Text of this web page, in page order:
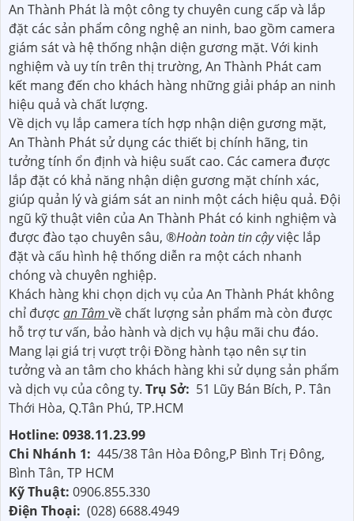
An Thành Phát là một công ty chuyên cung cấp và lắp
đặt các sản phẩm công nghệ an ninh, bao gồm camera
giám sát và hệ thống nhận diện gương mặt. Với kinh
nghiệm và uy tín trên thị trường, An Thành Phát cam
kết mang đến cho khách hàng những giải pháp an ninh
hiệu quả và chất lượng.
Về dịch vụ lắp camera tích hợp nhận diện gương mặt,
An Thành Phát sử dụng các thiết bị chính hãng, tin
tưởng tính ổn định và hiệu suất cao. Các camera được
lắp đặt có khả năng nhận diện gương mặt chính xác,
giúp quản lý và giám sát an ninh một cách hiệu quả. Đội
ngũ kỹ thuật viên của An Thành Phát có kinh nghiệm và
được đào tạo chuyên sâu, ®️Hoàn toàn tin cậyviệc lắp
đặt và cấu hình hệ thống diễn ra một cách nhanh
chóng và chuyên nghiệp.
Khách hàng khi chọn dịch vụ của An Thành Phát không
chỉ được an Tâm về chất lượng sản phẩm mà còn được
hỗ trợ tư vấn, bảo hành và dịch vụ hậu mãi chu đáo.
Mang lại giá trị vượt trội Đồng hành tạo nên sự tin
tưởng và an tâm cho khách hàng khi sử dụng sản phẩm
và dịch vụ của công ty. Trụ Sở: 51 Lũy Bán Bích, P. Tân
Thới Hòa, Q.Tân Phú, TP.HCM
Hotline: 0938.11.23.99
Chi Nhánh 1: 445/38 Tân Hòa Đông,P Bình Trị Đông,
Bình Tân, TP HCM
Kỹ Thuật: 0906.855.330
Điện Thoại: (028) 6688.4949